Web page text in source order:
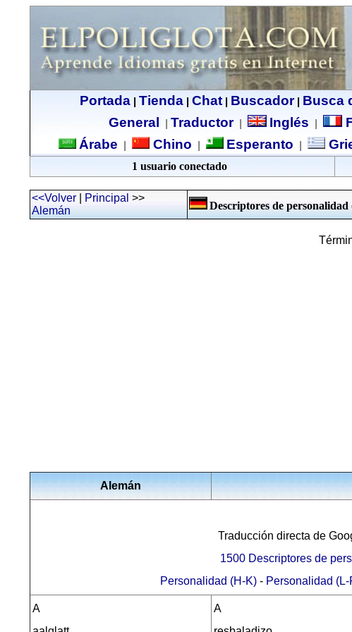
Portada| Tienda| Chat| Buscador| Busca
General
Traductor| Inglés
Árabe
Chino Esperanto
1 usuario conectado
<<Volver Principal >>
Alemán
Descriptores de
Alemán
Traducción directa de
1500 Descriptores de
Personalidad (H-K) - Personalidad (L-
A
A